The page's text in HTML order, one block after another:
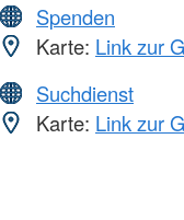
Spenden
Karte: Link zur
Suchdienst
Karte: Link zur